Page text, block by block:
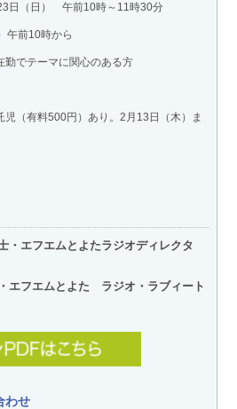
（日） 午前10時～11時30分
前10時から
テーマに関心のある方
料500円）あり。2月13日（木）ま
エフエムとよたラジオディレクタ
エフエムとよた ラジオ・ラブィート
わせ